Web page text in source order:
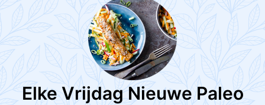
Elke Vrijdag Nieuwe Paleo